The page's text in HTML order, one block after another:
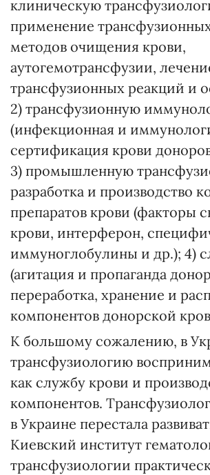
клиническую
применение
методов очищения крови,
аутогемотрансфузии,
трансфузионных реакций и
2) трансфузионную
(инфекционная и
сертификация крови
3) промышленную
разработка и производство
препаратов крови (факторы
крови, интерферон,
иммуноглобулины и др.); 4)
(агитация и пропаганда
переработка, хранение и
компонентов донорской
К большому сожалению, в
трансфузиологию
как службу крови и
компонентов.
в Украине перестала
Киевский институт
трансфузиологии